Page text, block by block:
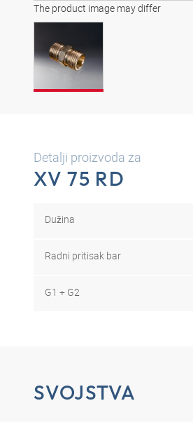
The product image may differ
Detalji proizvoda za
XV 75 RD
Dužina
Radni pritisak bar
G1 + G2
SVOJSTVA